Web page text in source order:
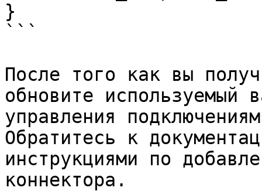
}
```
После того как вы
обновите
управления
Обратитесь к
инструкциями по
коннектора.